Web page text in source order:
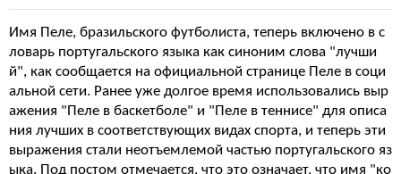
Имя Пеле, бразильского футболиста, теперь включено в с
ловарь португальского языка как синоним слова "лучши
й", как сообщается на официальной странице Пеле в соци
альной сети. Ранее уже долгое время использовались выр
ажения "Пеле в баскетболе" и "Пеле в теннисе" для описа
ния лучших в соответствующих видах спорта, и теперь эти
выражения стали неотъемлемой частью португальского яз
ыка. Под постом отмечается, что это означает, что имя "ко